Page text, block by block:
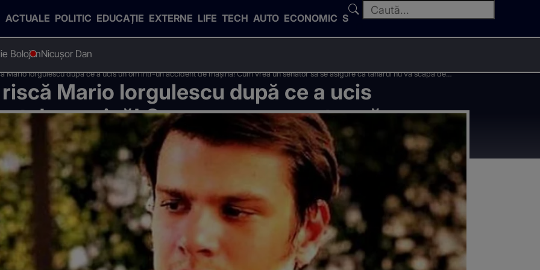
ACTUALE POLITIC EDUCAȚIE EXTERNE LIFE TECH AUTO ECONOMIC SPORT
BolojanNicușor Dan
Mario Iorgulescu după ce a ucis un om într-un accident de mașină! Cum vrea un senator să se asigure că tânărul nu va scăpa de
Mario Iorgulescu după ce a ucis
de mașină! Cum vrea un senator să
nu va scăpa de închisoare!